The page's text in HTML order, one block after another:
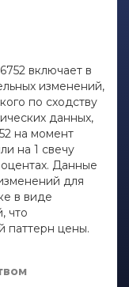
включает в
изменений,
по сходству
данных,
на момент
на 1 свечу
Данные
для
в виде
что
паттерн цены.